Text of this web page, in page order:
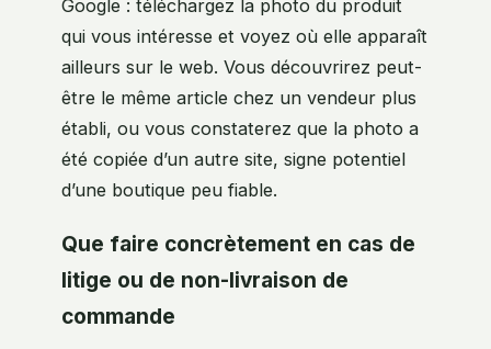
Google : téléchargez la photo du produit
qui vous intéresse et voyez où elle apparaît
ailleurs sur le web. Vous découvrirez peut-
être le même article chez un vendeur plus
établi, ou vous constaterez que la photo a
été copiée d’un autre site, signe potentiel
d’une boutique peu fiable.
Que faire concrètement en cas de
litige ou de non-livraison de
commande